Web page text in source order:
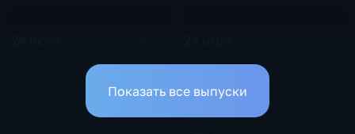
Показать все выпуски